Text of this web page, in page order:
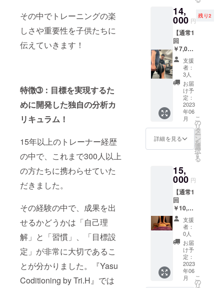
その中でトレーニングの楽
しさや重要性を子供たちに
伝えていきます！
特徴➂：目標を実現するた
めに開発した独自の分析カ
リキュラム！
15年以上のトレーナー経歴
の中で、これまで300人以上
の方たちに携わらせていた
だきました。
その経験の中で、成果を出
せるかどうかは「自己理
解」と「習慣」、「目標設
定」が非常に大切であるこ
とが分かりました。『Yasu
Coditioning by Tri.H』では
14,
000 円
残り2
【通常1
回
￥7,000
】 パー
ソナル
トレー
ニング
50分/4
回の提
供 有効
期限：
2023年
6月15日
から8月
31日
支援
者：
3人
お届
け予
定：
2023
年06
月
詳細を見る
こ
の
リ
タ
ー
ン
を
選
択
す
る
15,
000 円
【通常1
回
￥10,50
0】 ロ
ミロミ
＆デ
トック
スヘッ
ドスパ
80分/3
回の提
供 有効
支援
者：
0人
お届
け予
定：
2023
年06
月
こ
の
リ